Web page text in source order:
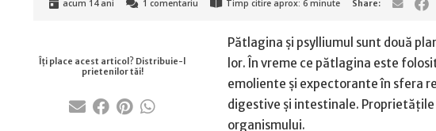
acum 14 ani 1 comentariu Timp citire aprox: 6 minute
Pătlagina și psylliumul sunt două
lor. În vreme ce pătlagina este
emoliente și expectorante în sfera
digestive și intestinale.
organismului.